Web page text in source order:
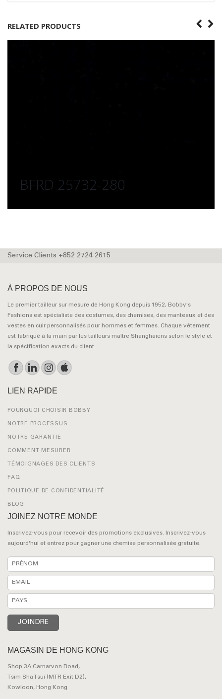
RELATED PRODUCTS
BFRD 25732-280
Service Clients +852 2724 2615
À PROPOS DE NOUS
Le premier tailleur sur mesure de Hong Kong depuis 1952, Bobby's
Fashions est spécialiste des costumes, des chemises, des manteaux et des
vestes en cuir personnalisés pour hommes et femmes. Chaque vêtement
est fabriqué à la main par les tailleurs maître Shanghaiens selon le style et
la spécification exacts du client.
LIEN RAPIDE
POURQUOI CHOISIR BOBBY
NOTRE PROCESSUS
NOTRE GARANTIE
COMMENT MESURER
TÉMOIGNAGES DES CLIENTS
FAQ
POLITIQUE DE CONFIDENTIALITÉ
BLOG
JOINEZ NOTRE MONDE
Inscrivez-vous pour recevoir des promotions exclusives. Inscrivez-vous
aujourd'hui et entrez pour gagner une chemise personnalisée gratuite.
MAGASIN DE HONG KONG
Shop 3A Carnarvon Road,
Tsim Sha Tsui (MTR Exit D2),
Kowloon, Hong Kong